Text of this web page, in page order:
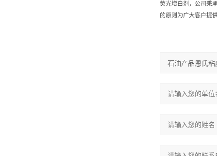
荧光增白剂，公司秉
的原则为广大客户提